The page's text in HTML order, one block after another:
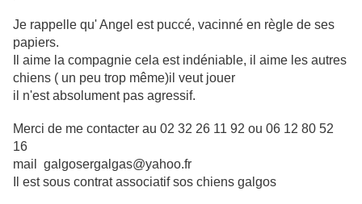
Je rappelle qu' Angel est puccé, vacinné en règle de ses
papiers.
Il aime la compagnie cela est indéniable, il aime les autres
chiens ( un peu trop même)il veut jouer
il n'est absolument pas agressif.
Merci de me contacter au 02 32 26 11 92 ou 06 12 80 52
16
mail galgosergalgas@yahoo.fr
Il est sous contrat associatif sos chiens galgos